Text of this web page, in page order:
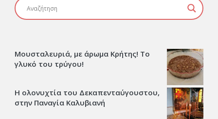
Μουσταλευριά, με άρωμα Κρήτης! Το
γλυκό του τρύγου!
Η ολονυχτία του Δεκαπενταύγουστου,
στην Παναγία Καλυβιανή